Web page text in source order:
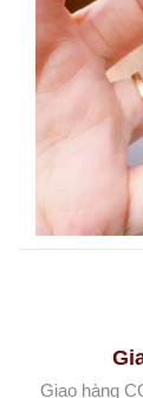
Giao hàng